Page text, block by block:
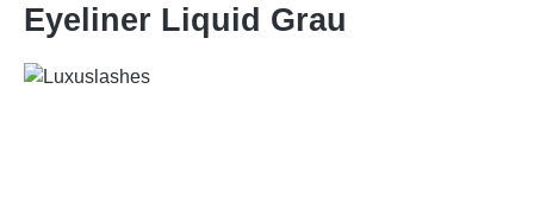
Eyeliner Liquid Grau